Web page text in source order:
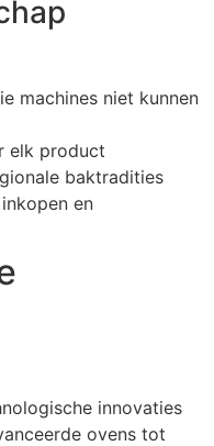
machines niet kunnen
elk product
baktradities
en
innovaties
ovens tot